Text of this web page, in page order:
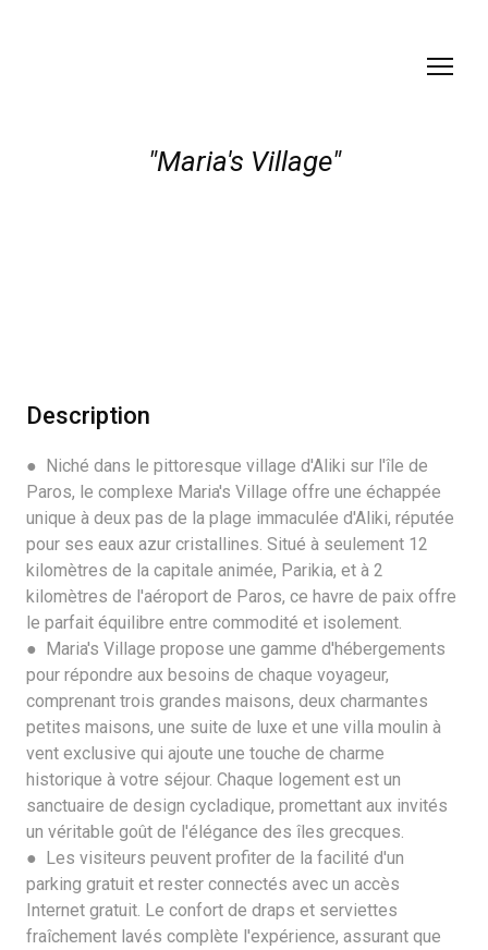
"Maria's Village"
Description
● Niché dans le pittoresque village d'Aliki sur l'île de
Paros, le complexe Maria's Village offre une échappée
unique à deux pas de la plage immaculée d'Aliki, réputée
pour ses eaux azur cristallines. Situé à seulement 12
kilomètres de la capitale animée, Parikia, et à 2
kilomètres de l'aéroport de Paros, ce havre de paix offre
le parfait équilibre entre commodité et isolement.
● Maria's Village propose une gamme d'hébergements
pour répondre aux besoins de chaque voyageur,
comprenant trois grandes maisons, deux charmantes
petites maisons, une suite de luxe et une villa moulin à
vent exclusive qui ajoute une touche de charme
historique à votre séjour. Chaque logement est un
sanctuaire de design cycladique, promettant aux invités
un véritable goût de l'élégance des îles grecques.
● Les visiteurs peuvent profiter de la facilité d'un
parking gratuit et rester connectés avec un accès
Internet gratuit. Le confort de draps et serviettes
fraîchement lavés complète l'expérience, assurant que